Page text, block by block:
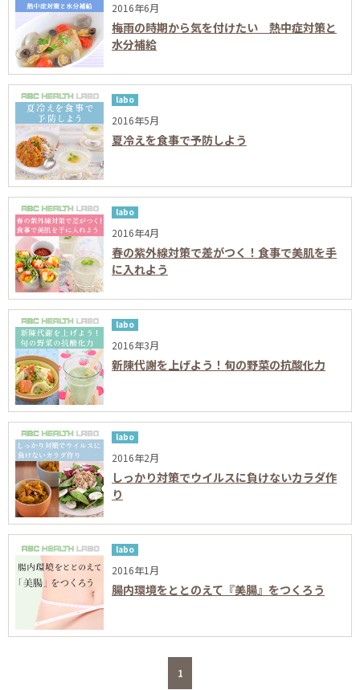
2016年6月
梅雨の時期から気を付けたい 熱中症対策と
水分補給
labo
2016年5月
夏冷えを食事で予防しよう
labo
2016年4月
春の紫外線対策で差がつく！食事で美肌を手
に入れよう
labo
2016年3月
新陳代謝を上げよう！旬の野菜の抗酸化力
labo
2016年2月
しっかり対策でウイルスに負けないカラダ作
り
labo
2016年1月
腸内環境をととのえて『美腸』をつくろう
1